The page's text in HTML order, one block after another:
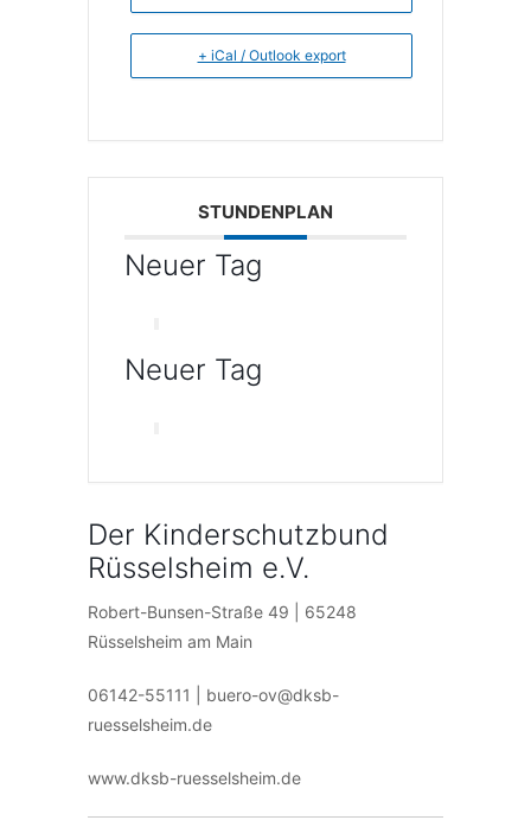
+ iCal / Outlook export
STUNDENPLAN
Neuer Tag
Neuer Tag
Der Kinderschutzbund
Rüsselsheim e.V.
Robert-Bunsen-Straße 49 | 65248
Rüsselsheim am Main
06142-55111 | buero-ov@dksb-
ruesselsheim.de
www.dksb-ruesselsheim.de